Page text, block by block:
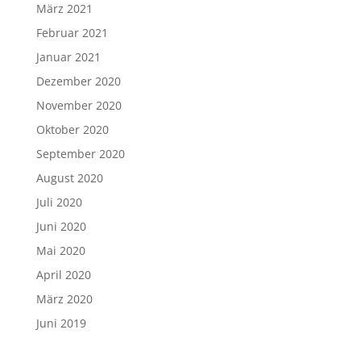
März 2021
Februar 2021
Januar 2021
Dezember 2020
November 2020
Oktober 2020
September 2020
August 2020
Juli 2020
Juni 2020
Mai 2020
April 2020
März 2020
Juni 2019